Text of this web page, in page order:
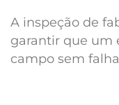
A inspeção de
garantir que um
campo sem